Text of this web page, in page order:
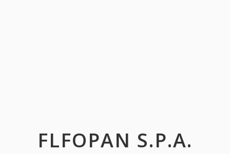
FLFOPAN S.P.A.